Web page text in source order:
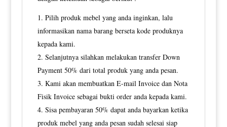
Pilih produk mebel yang anda inginkan, lalu
informasikan nama barang berseta kode produknya
kepada kami.
Selanjutnya silahkan melakukan transfer Down
Payment 50% dari total produk yang anda pesan.
Kami akan membuatkan E-mail Invoice dan Nota
Fisik Invoice sebagai bukti order anda kepada kami.
Sisa pembayaran 50% dapat anda bayarkan ketika
produk mebel yang anda pesan sudah selesai siap